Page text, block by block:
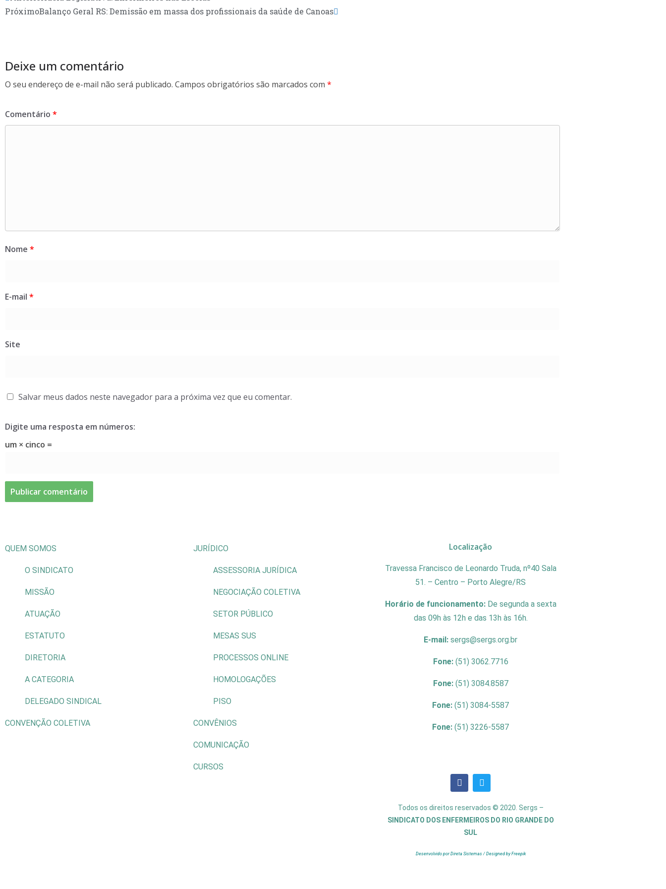
k
r
PróximoBalanço Geral RS: Demissão em massa dos profissionais da saúde de Canoas
Deixe um comentário
O seu endereço de e-mail não será publicado. Campos obrigatórios são marcados com *
Comentário *
Nome *
E-mail *
Site
Salvar meus dados neste navegador para a próxima vez que eu comentar.
Digite uma resposta em números:
um × cinco =
QUEM SOMOS
O SINDICATO
MISSÃO
ATUAÇÃO
ESTATUTO
DIRETORIA
A CATEGORIA
DELEGADO SINDICAL
CONVENÇÃO COLETIVA
JURÍDICO
ASSESSORIA JURÍDICA
NEGOCIAÇÃO COLETIVA
SETOR PÚBLICO
MESAS SUS
PROCESSOS ONLINE
HOMOLOGAÇÕES
PISO
CONVÊNIOS
COMUNICAÇÃO
CURSOS
Localização
Travessa Francisco de Leonardo Truda, nº40 Sala
51. – Centro – Porto Alegre/RS
Horário de funcionamento: De segunda a sexta
das 09h às 12h e das 13h às 16h.
E-mail:sergs@sergs.org.br
Fone: (51) 3062.7716
Fone: (51) 3084.8587
Fone:(51) 3084-5587
Fone:(51) 3226-5587
Todos os direitos reservados © 2020. Sergs –
SINDICATO DOS ENFERMEIROS DO RIO GRANDE DO
SUL
Desenvolvido por Direta Sistemas / Designed by Freepik